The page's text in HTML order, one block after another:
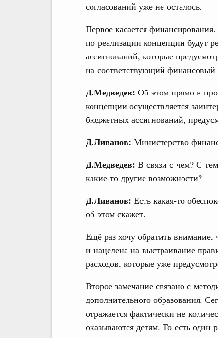
согласований уже не осталось.
Первое касается
по реализации концепции будут
ассигнований, которые
на соответствующий финансовый
Д.Медведев: Об этом прямо в
концепции осуществляется
бюджетных ассигнований,
Д.Ливанов: Министерство
Д.Медведев: В связи с чем? С
какие‑то другие возможности?
Д.Ливанов: Есть какая‑то
об этом скажет.
Ещё раз хочу обратить
и нацелена на выстраивание
расходов, которые уже
Второе замечание связано с
дополнительного образования.
отражается фактически не
оказываются детям. То есть один